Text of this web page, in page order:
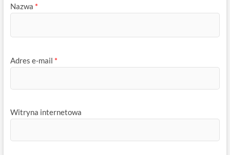
Nazwa *
Adres e-mail *
Witryna internetowa